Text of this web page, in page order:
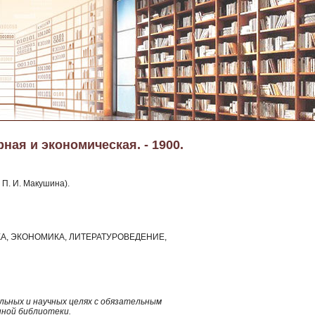
и экономическая. - 1900.
П. И. Макушина).
ЭКОНОМИКА, ЛИТЕРАТУРОВЕДЕНИЕ,
и научных целях с обязательным
библиотеки.